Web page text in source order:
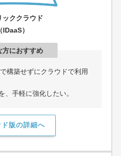
ッククラウド
（IDaaS）
方におすすめ
構築せずにクラウドで利用
、手軽に強化したい。
ド版の詳細へ